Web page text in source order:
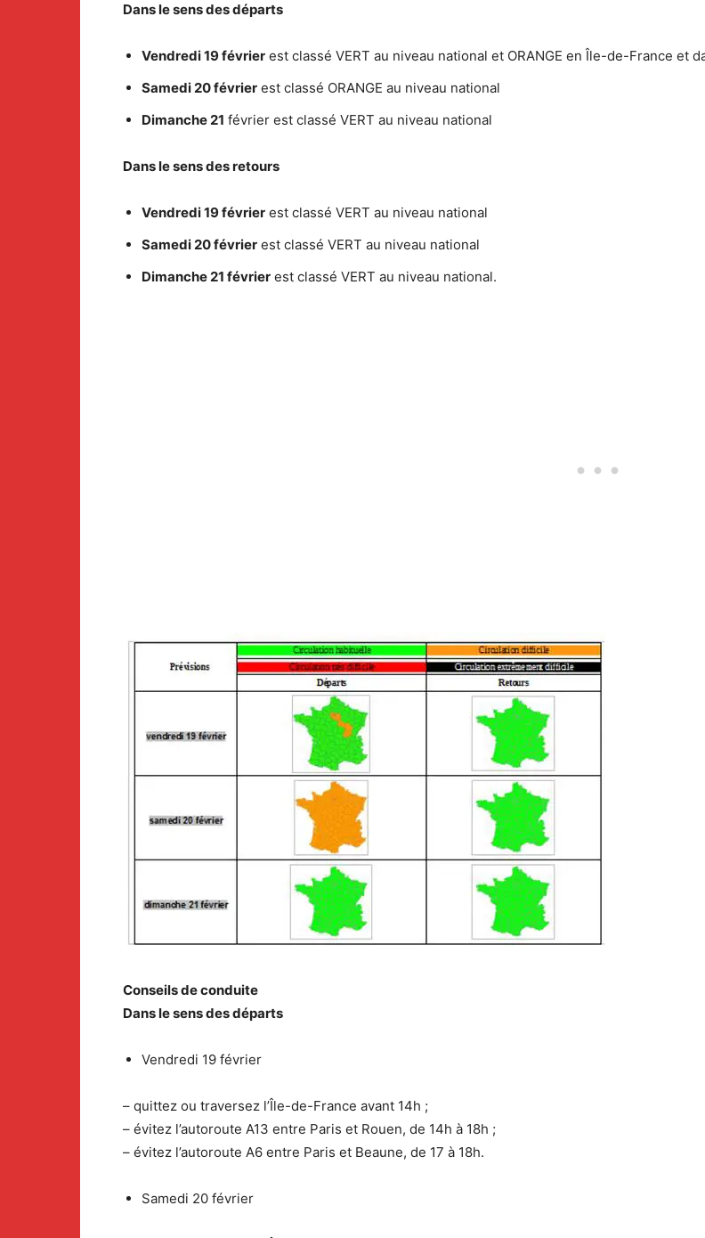
Dans le sens des départs
Vendredi 19 février est classé VERT au niveau national et ORANGE en Île-de-France et
Samedi 20 février est classé ORANGE au niveau national
Dimanche 21 février est classé VERT au niveau national
Dans le sens des retours
Vendredi 19 février est classé VERT au niveau national
Samedi 20 février est classé VERT au niveau national
Dimanche 21 février est classé VERT au niveau national.
Conseils de conduite
Dans le sens des départs
Vendredi 19 février
– quittez ou traversez l’Île-de-France avant 14h ;
– évitez l’autoroute A13 entre Paris et Rouen, de 14h à 18h ;
– évitez l’autoroute A6 entre Paris et Beaune, de 17 à 18h.
Samedi 20 février